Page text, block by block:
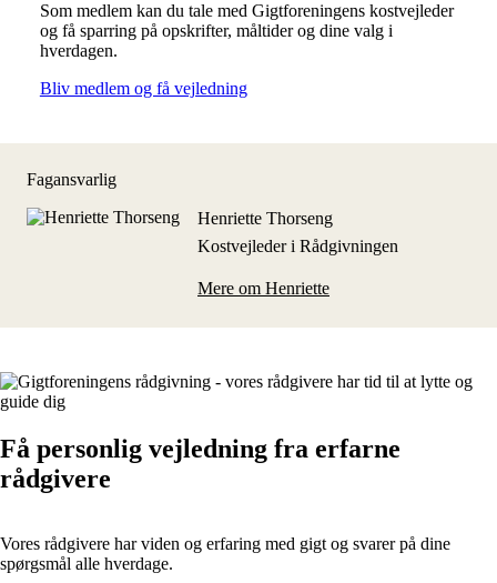
Som medlem kan du tale med Gigtforeningens kostvejleder
og få sparring på opskrifter, måltider og dine valg i
hverdagen.
Bliv medlem og få vejledning
Fagansvarlig
Henriette Thorseng
Kostvejleder i Rådgivningen
Mere om Henriette
Få personlig vejledning fra erfarne
rådgivere
Vores rådgivere har viden og erfaring med gigt og svarer på dine
spørgsmål alle hverdage.